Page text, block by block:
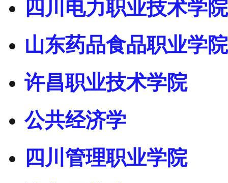
四川电力职业技术学院
山东药品食品职业学院
许昌职业技术学院
公共经济学
四川管理职业学院